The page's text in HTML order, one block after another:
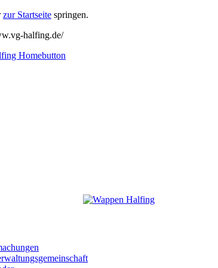
zur Startseite springen.
halfing.de/